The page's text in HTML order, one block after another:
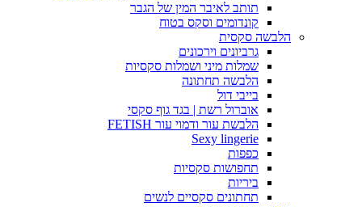
תותב לאיבר המין של הגבר
קונדומים וסקס בטוח
הלבשה סקסית
גרביונים וירכונים
שמלות מיני ושמלות סקסיות
הלבשה תחתונה
בייבי דול
אוברול רשת | בגד גוף סקסי
הלבשת עור ודמוי עור FETISH
Sexy lingerie
כפפות
תחפושות סקסיות
ביריות
תחתונים סקסיים לנשים